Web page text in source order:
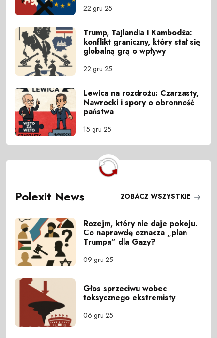
22 gru 25
Trump, Tajlandia i Kambodża:
konflikt graniczny, który stał się
globalną grą o wpływy
22 gru 25
Lewica na rozdrożu: Czarzasty,
Nawrocki i spory o obronność
państwa
15 gru 25
Polexit News ZOBACZ WSZYSTKIE
Rozejm, który nie daje pokoju.
Co naprawdę oznacza „plan
Trumpa” dla Gazy?
09 gru 25
Głos sprzeciwu wobec
toksycznego ekstremisty
06 gru 25